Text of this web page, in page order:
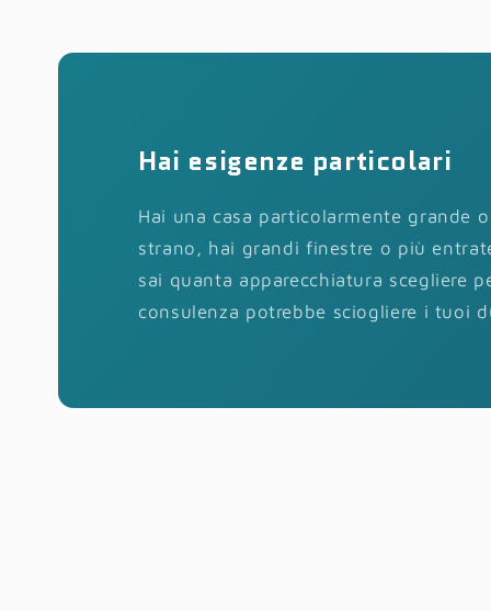
Hai esigenze particolari
Hai una casa particolarmente grande
strano, hai grandi finestre o più
sai quanta apparecchiatura scegliere
consulenza potrebbe sciogliere i tuoi